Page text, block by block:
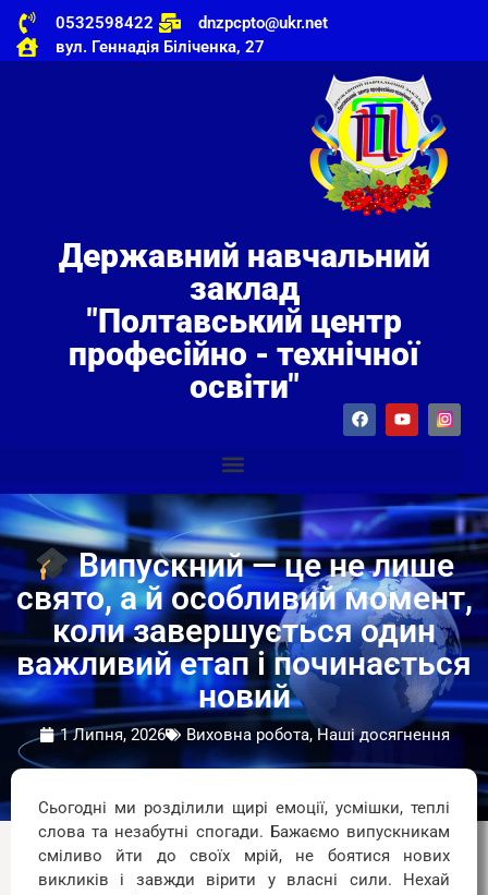
0532598422
dnzpcpto@ukr.net
вул. Геннадія Біліченка, 27
Державний навчальний
заклад
"Полтавський центр
професійно - технічної
освіти"
Випускний — це не лише
свято, а й особливий момент,
коли завершується один
важливий етап і починається
новий
1 Липня, 2026 Виховна робота, Наші досягнення
Сьогодні ми розділили щирі емоції, усмішки, теплі
слова та незабутні спогади. Бажаємо випускникам
сміливо йти до своїх мрій, не боятися нових
викликів і завжди вірити у власні сили. Нехай